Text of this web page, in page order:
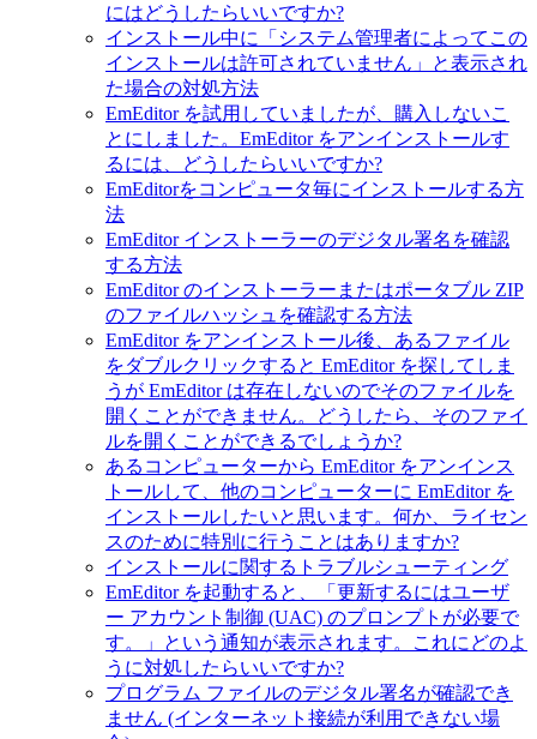
にはどうしたらいいですか?
インストール中に「システム管理者によってこの
インストールは許可されていません」と表示され
た場合の対処方法
EmEditor を試用していましたが、購入しないこ
とにしました。EmEditor をアンインストールす
るには、どうしたらいいですか?
EmEditorをコンピュータ毎にインストールする方
法
EmEditor インストーラーのデジタル署名を確認
する方法
EmEditor のインストーラーまたはポータブル ZIP
のファイルハッシュを確認する方法
EmEditor をアンインストール後、あるファイル
をダブルクリックすると EmEditor を探してしま
うが EmEditor は存在しないのでそのファイルを
開くことができません。どうしたら、そのファイ
ルを開くことができるでしょうか?
あるコンピューターから EmEditor をアンインス
トールして、他のコンピューターに EmEditor を
インストールしたいと思います。何か、ライセン
スのために特別に行うことはありますか?
インストールに関するトラブルシューティング
EmEditor を起動すると、「更新するにはユーザ
ー アカウント制御 (UAC) のプロンプトが必要で
す。」という通知が表示されます。これにどのよ
うに対処したらいいですか?
プログラム ファイルのデジタル署名が確認でき
ません (インターネット接続が利用できない場